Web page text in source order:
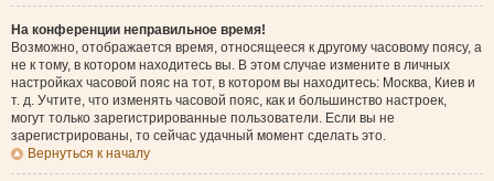
На конференции неправильное время!
Возможно, отображается время, относящееся к другому часовому поясу, а
не к тому, в котором находитесь вы. В этом случае измените в личных
настройках часовой пояс на тот, в котором вы находитесь: Москва, Киев и
т. д. Учтите, что изменять часовой пояс, как и большинство настроек,
могут только зарегистрированные пользователи. Если вы не
зарегистрированы, то сейчас удачный момент сделать это.
Вернуться к началу